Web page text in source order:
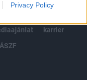
Privacy Policy
karrier
ÁSZF